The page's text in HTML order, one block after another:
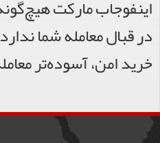
اینفوجاب مارکت
در قبال معامله شما
خرید امن، آسوده‌تر